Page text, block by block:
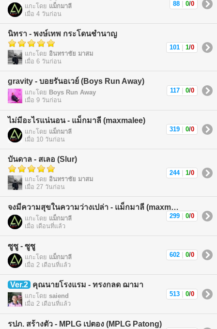
แกะโดย แม็กมาลี
เมื่อ 4 วันก่อน
88 0/0
นิทรา - พงษ์เทพ กระโดนชำนาญ
แกะโดย อินทราชัย มาสม
เมื่อ 6 วันก่อน
101 1/0
gravity - บอยรันอเวย์ (Boys Run Away)
แกะโดย Boys Run Away
เมื่อ 9 วันก่อน
117 0/0
ไม่มีอะไรแน่นอน - แม็กมาลี (maxmalee)
แกะโดย แม็กมาลี
เมื่อ 10 วันก่อน
319 0/0
บันดาล - สเลอ (Slur)
แกะโดย อินทราชัย มาสม
เมื่อ 27 วันก่อน
244 1/0
จงมีความสุขในความว่างเปล่า - แม็กมาลี (maxmalee)
แกะโดย แม็กมาลี
เมื่อ เดือนที่แล้ว
299 0/0
ซูซู - ซูซู
แกะโดย แม็กมาลี
เมื่อ 2 เดือนที่แล้ว
602 0/0
Ver.2 คุณนายโรงแรม - ทรงกลด ฌามา
แกะโดย saiend
เมื่อ 2 เดือนที่แล้ว
513 0/0
รปภ. สร้างตัว - MPLG เปตอง (MPLG Patong)